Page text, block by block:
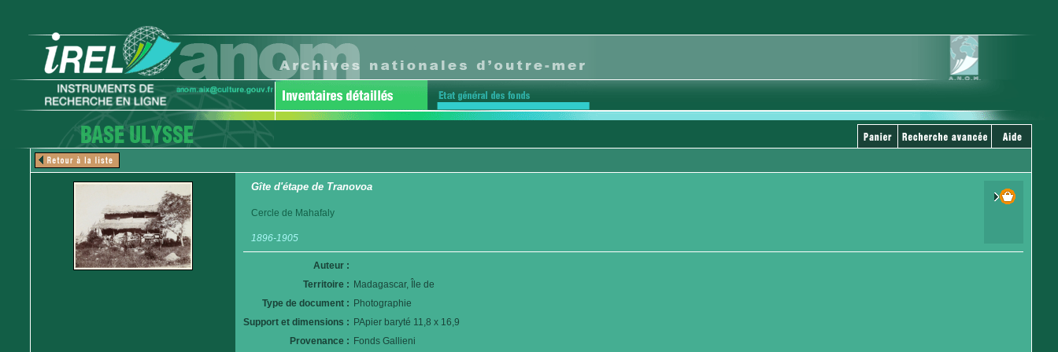
Gîte d'étape de Tranovoa
Cercle de Mahafaly
1896-1905
Auteur :
Territoire : Madagascar, Île de
Type de document : Photographie
Support et dimensions : PApier baryté 11,8 x 16,9
Provenance : Fonds Gallieni